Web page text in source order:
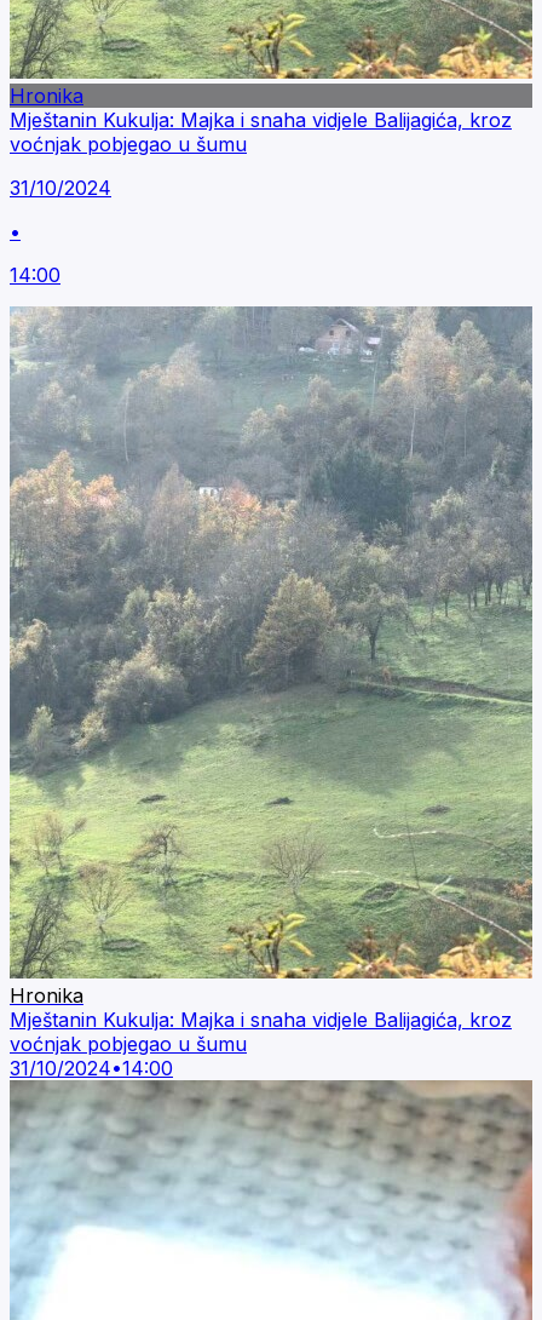
Hronika
Mještanin Kukulja: Majka i snaha vidjele Balijagića, kroz
voćnjak pobjegao u šumu
31/10/2024
•
14:00
Hronika
Mještanin Kukulja: Majka i snaha vidjele Balijagića, kroz
voćnjak pobjegao u šumu
31/10/2024•14:00